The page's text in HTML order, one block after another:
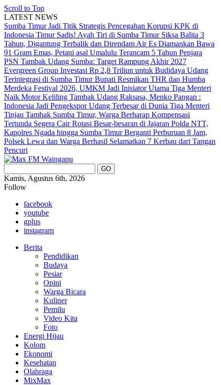
Scroll to Top
LATEST NEWS
Sumba Timur Jadi Titik Strategis Pencegahan Korupsi KPK di
Indonesia Timur Sadis! Ayah Tiri di Sumba Timur Siksa Balita 3
Tahun, Digantung Terbalik dan Direndam Air Es Diamankan Bawa
91 Gram Emas, Petani asal Umalulu Terancam 5 Tahun Penjara
PSN Tambak Udang Sumba: Target Rampung Akhir 2027
Evergreen Group Investasi Rp 2,8 Triliun untuk Budidaya Udang
Terintegrasi di Sumba TimurBupati Resmikan THR dan Humba
Merdeka Festival 2026, UMKM Jadi Inisiator Utama Tiga Menteri
Naik Motor Keliling Tambak Udang Raksasa, Menko Pangan :
Indonesia Jadi Pengekspor Udang Terbesar di Dunia Tiga Menteri
Tinjau Tambak Sumba Timur, Warga Berharap Kompensasi
Tertunda Segera CairRotasi Besar-besaran di Jajaran Polda NTT,
Kapolres Ngada hingga Sumba Timur Berganti Perburuan 8 Jam,
Polsek Lewa dan Warga Berhasil Selamatkan 7 Kerbau dari Tangan
Pencuri
Kamis, Agustus 6th, 2026
Follow
facebook
youtube
gplus
instagram
Berita
Pendidikan
Budaya
Pesiar
Opini
Warga Bicara
Kuliner
Pemilu
Video Kita
Foto
Energi Hijau
Kolom
Ekonomi
Kesehatan
Olahraga
MixMax